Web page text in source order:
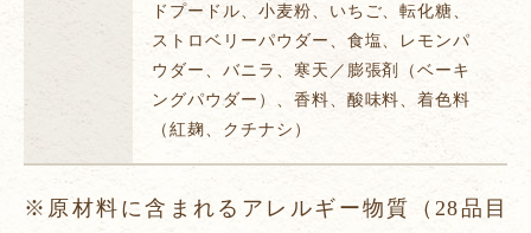
ドプードル、小麦粉、いちご、転化糖、
ストロベリーパウダー、食塩、レモンパ
ウダー、バニラ、寒天／膨張剤（ベーキ
ングパウダー）、香料、酸味料、着色料
（紅麹、クチナシ）
※原材料に含まれるアレルギー物質（28品目